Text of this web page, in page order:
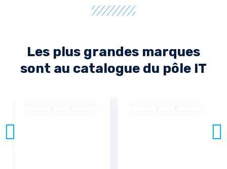
Les plus grandes marques
sont au catalogue du pôle IT